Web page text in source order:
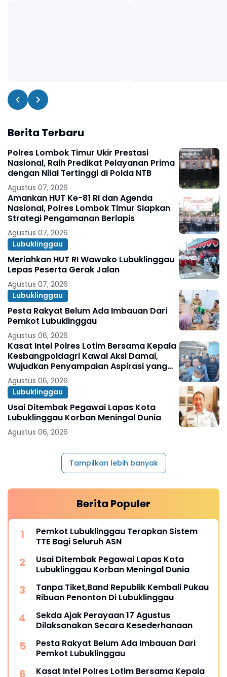
Berita Terbaru
Polres Lombok Timur Ukir Prestasi
Nasional, Raih Predikat Pelayanan Prima
dengan Nilai Tertinggi di Polda NTB
Agustus 07, 2026
Amankan HUT Ke-81 RI dan Agenda
Nasional, Polres Lombok Timur Siapkan
Strategi Pengamanan Berlapis
Agustus 07, 2026
Lubuklinggau
Meriahkan HUT RI Wawako Lubuklinggau
Lepas Peserta Gerak Jalan
Agustus 07, 2026
Lubuklinggau
Pesta Rakyat Belum Ada Imbauan Dari
Pemkot Lubuklinggau
Agustus 06, 2026
Kasat Intel Polres Lotim Bersama Kepala
Kesbangpoldagri Kawal Aksi Damai,
Wujudkan Penyampaian Aspirasi yang
Aman dan Kondusif
Agustus 06, 2026
Lubuklinggau
Usai Ditembak Pegawai Lapas Kota
Lubuklinggau Korban Meningal Dunia
Agustus 06, 2026
Tampilkan lebih banyak
Berita Populer
Pemkot Lubuklinggau Terapkan Sistem
TTE Bagi Seluruh ASN
Usai Ditembak Pegawai Lapas Kota
Lubuklinggau Korban Meningal Dunia
Tanpa Tiket,Band Republik Kembali Pukau
Ribuan Penonton Di Lubuklinggau
Sekda Ajak Perayaan 17 Agustus
Dilaksanakan Secara Kesederhanaan
Pesta Rakyat Belum Ada Imbauan Dari
Pemkot Lubuklinggau
Kasat Intel Polres Lotim Bersama Kepala